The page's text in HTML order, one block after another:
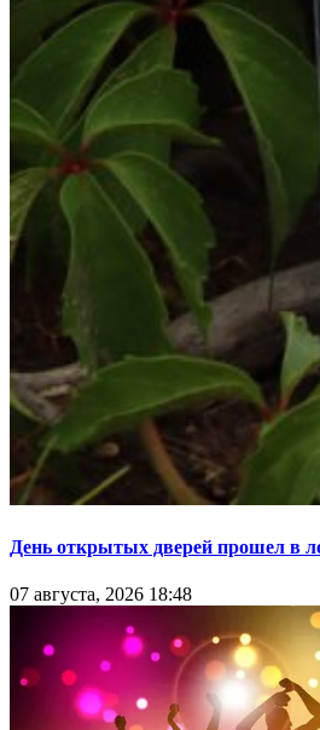
День открытых дверей прошел в
07 августа, 2026 18:48